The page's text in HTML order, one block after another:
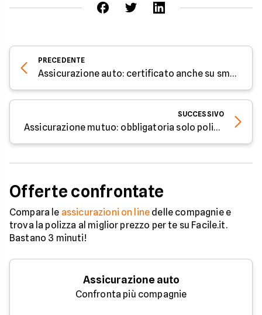
PRECEDENTE
Assicurazione auto: certificato anche su smartphone
SUCCESSIVO
Assicurazione mutuo: obbligatoria solo polizza incendio e scoppio
Offerte confrontate
Compara le assicurazioni on line delle compagnie e
trova la polizza al miglior prezzo per te su Facile.it.
Bastano 3 minuti!
Assicurazione auto
Confronta più compagnie